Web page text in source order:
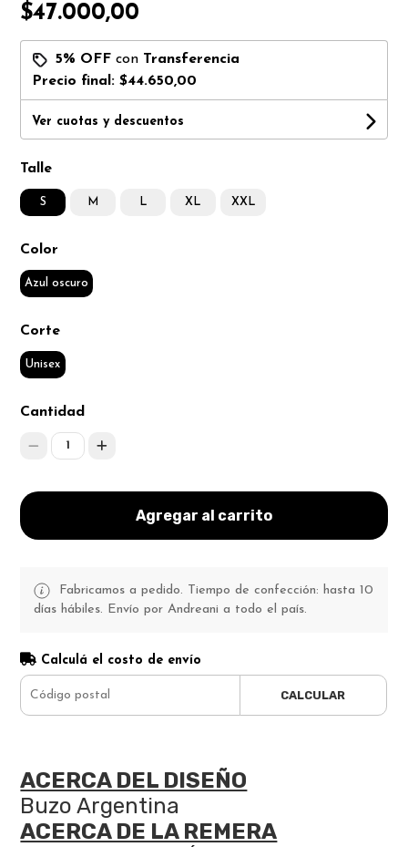
$47.000,00
5% OFF con Transferencia
Precio final:$44.650,00
Ver cuotas y descuentos
Talle
S M L XL XXL
Color
Azul oscuro
Corte
Unisex
Cantidad
1
Agregar al carrito
Fabricamos a pedido. Tiempo de confección: hasta 10
días hábiles. Envío por Andreani a todo el país.
Calculá el costo de envío
CALCULAR
ACERCA DEL DISEÑO
Buzo Argentina
ACERCA DE LA REMERA